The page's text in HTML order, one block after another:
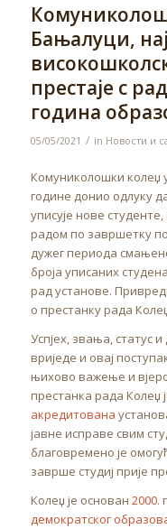
Бањалуци,
престаје с
година
05/05/2021 / in Новости и
Комуниколошки колеџ
године донио одлуку
уписује нове
радом по завршетку
дужег периода
броја уписаних
рад установе.
о престанку рада
Успјех, звања, статус
вриједе и овај
њихово важење и
престанка рада Колеџ
акредитована
јавне исправе свим
благовремено је
заврше студиј прије
Колеџ је основан 2000.
демократског